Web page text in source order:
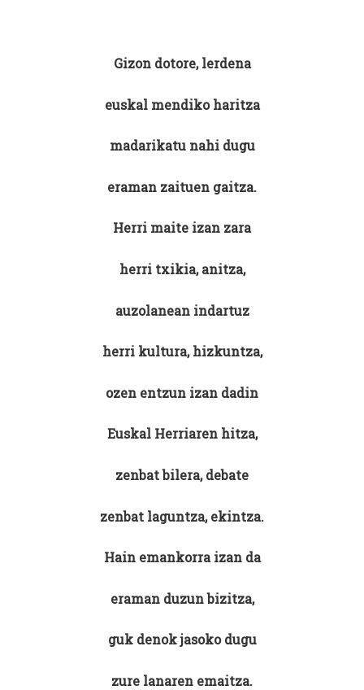
Gizon dotore, lerdena
euskal mendiko haritza
madarikatu nahi dugu
eraman zaituen gaitza.
Herri maite izan zara
herri txikia, anitza,
auzolanean indartuz
herri kultura, hizkuntza,
ozen entzun izan dadin
Euskal Herriaren hitza,
zenbat bilera, debate
zenbat laguntza, ekintza.
Hain emankorra izan da
eraman duzun bizitza,
guk denok jasoko dugu
zure lanaren emaitza.